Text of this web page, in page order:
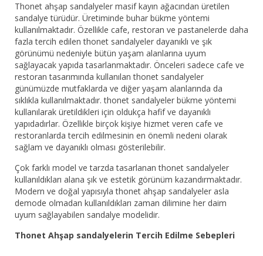
Thonet ahşap sandalyeler masif kayın ağacından üretilen
sandalye türüdür. Üretiminde buhar bükme yöntemi
kullanılmaktadır. Özellikle cafe, restoran ve pastanelerde daha
fazla tercih edilen thonet sandalyeler dayanıklı ve şık
görünümü nedeniyle bütün yaşam alanlarına uyum
sağlayacak yapıda tasarlanmaktadır. Önceleri sadece cafe ve
restoran tasarımında kullanılan thonet sandalyeler
günümüzde mutfaklarda ve diğer yaşam alanlarında da
sıklıkla kullanılmaktadır. thonet sandalyeler bükme yöntemi
kullanılarak üretildikleri için oldukça hafif ve dayanıklı
yapıdadırlar. Özellikle birçok kişiye hizmet veren cafe ve
restoranlarda tercih edilmesinin en önemli nedeni olarak
sağlam ve dayanıklı olması gösterilebilir.
Çok farklı model ve tarzda tasarlanan thonet sandalyeler
kullanıldıkları alana şık ve estetik görünüm kazandırmaktadır.
Modern ve doğal yapısıyla thonet ahşap sandalyeler asla
demode olmadan kullanıldıkları zaman dilimine her daim
uyum sağlayabilen sandalye modelidir.
Thonet Ahşap sandalyelerin Tercih Edilme Sebepleri